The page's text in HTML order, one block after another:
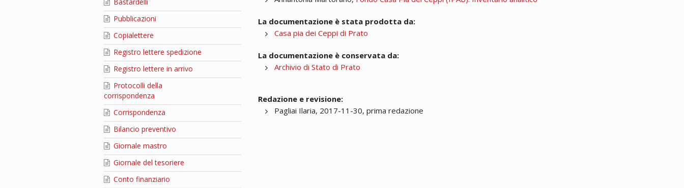
Pubblicazioni
Copialettere
Registro lettere spedizione
Registro lettere in arrivo
Protocolli della
corrispondenza
Corrispondenza
Bilancio preventivo
Giornale mastro
Giornale del tesoriere
Conto finanziario
La documentazione è stata prodotta da:
Casa pia dei Ceppi di Prato
La documentazione è conservata da:
Archivio di Stato di Prato
Redazione e revisione:
Pagliai Ilaria, 2017-11-30, prima redazione